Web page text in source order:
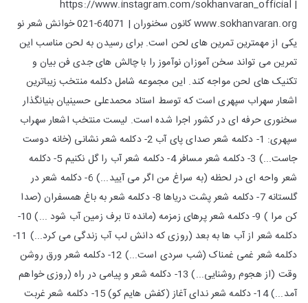
https://www.instagram.com/sokhanvaran_official |
www.sokhanvaran.org کانون سخنوران | 64071-021 خوانش شعر نو
یکی از مهمترین تمرین های لحن است. برای رسیدن به لحن مناسب این
تمرین می تواند سخن آموزان نوآموز را با چالش های جدی فن بیان و
تکنیک های لحن مواجه کند. این مجموعه شامل دکلمه منتخب زیباترین
اشعار سهراب سپهری است که توسط استاد محمدعلی حسینیان بنیانگذار
سخنوری حرفه ای در کشور اجرا شده است. لیست منتخب اشعار سهراب
سپهری: 1- دکلمه شعر صدای پای آب 2- دکلمه شعر نشانی (خانه دوست
جاست...) 3- دکلمه شعر مسافر 4- دکلمه شعر آب را گل نکنیم 5- دکلمه
شعر واحه ای در لحظه (به سراغ من اگر می آیید...) 6- دکلمه شعر در
گلستانه 7- دکلمه شعر پشت دریاها 8- دکلمه شعر به باغ همسفران (صدا
کن مرا ) 9- دکلمه شعر پرهای زمزمه (مانده تا برف زمین آب شود ...) 10-
دکلمه شعر از آب ها به بعد (روزی که دانش لب آب زندگی می کرد...) 11-
دکلمه شعر غمی غمناک (شب سردی است...) 12- دکلمه شعر ورق روشن
وقت (از هجوم روشنایی...) 13- دکلمه شعر و پیامی در راه (روزی خواهم
آمد...) 14- دکلمه شعر ندای آغاز (کفش هایم کو) 15- دکلمه شعر غربت